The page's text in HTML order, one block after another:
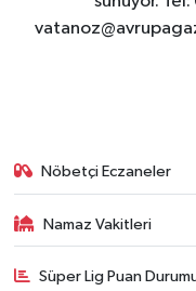
Nöbetçi Eczaneler
Namaz Vakitleri
Süper Lig Puan